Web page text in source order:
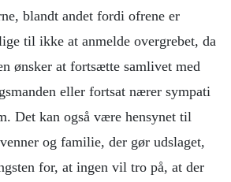
blandt andet fordi ofrene er
til ikke at anmelde overgrebet, da
ønsker at fortsætte samlivet med
eller fortsat nærer sympati
Det kan også være hensynet til
og familie, der gør udslaget,
for, at ingen vil tro på, at der